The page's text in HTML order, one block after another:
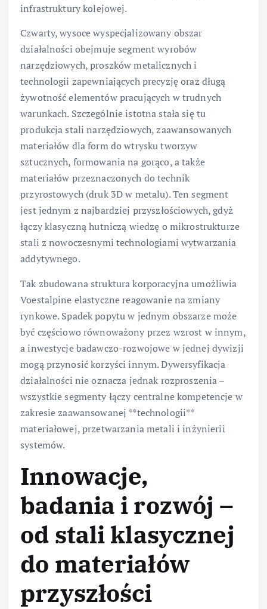
infrastruktury kolejowej.
Czwarty, wysoce wyspecjalizowany obszar
działalności obejmuje segment wyrobów
narzędziowych, proszków metalicznych i
technologii zapewniających precyzję oraz długą
żywotność elementów pracujących w trudnych
warunkach. Szczególnie istotna stała się tu
produkcja stali narzędziowych, zaawansowanych
materiałów dla form do wtrysku tworzyw
sztucznych, formowania na gorąco, a także
materiałów przeznaczonych do technik
przyrostowych (druk 3D w metalu). Ten segment
jest jednym z najbardziej przyszłościowych, gdyż
łączy klasyczną hutniczą wiedzę o mikrostrukturze
stali z nowoczesnymi technologiami wytwarzania
addytywnego.
Tak zbudowana struktura korporacyjna umożliwia
Voestalpine elastyczne reagowanie na zmiany
rynkowe. Spadek popytu w jednym obszarze może
być częściowo równoważony przez wzrost w innym,
a inwestycje badawczo-rozwojowe w jednej dywizji
mogą przynosić korzyści innym. Dywersyfikacja
działalności nie oznacza jednak rozproszenia –
wszystkie segmenty łączy centralne kompetencje w
zakresie zaawansowanej **technologii**
materiałowej, przetwarzania metali i inżynierii
systemów.
Innowacje,
badania i rozwój –
od stali klasycznej
do materiałów
przyszłości